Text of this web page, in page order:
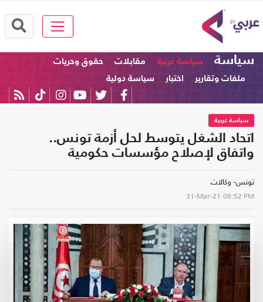
سياسة سياسة عربية مقابلات
حقوق وحريات
ملفات وتقارير
اختبار سياسة دولية
سياسة عربية
اتحاد الشغل يتوسط لحل أزمة تونس..
واتفاق لإصلاح مؤسسات حكومية
تونس- وكالات
31-Mar-21 08:52 PM